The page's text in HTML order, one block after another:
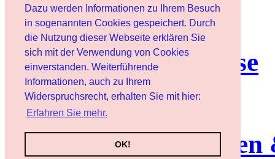
Dazu werden Informationen zu Ihrem Besuch
in sogenannten Cookies gespeichert. Durch
die Nutzung dieser Webseite erklären Sie
sich mit der Verwendung von Cookies
einverstanden. Weiterführende
Informationen, auch zu Ihrem
Widerspruchsrecht, erhalten Sie mit hier:
Erfahren Sie mehr.
OK!
Newsletter
Nutzungshinweise
Service